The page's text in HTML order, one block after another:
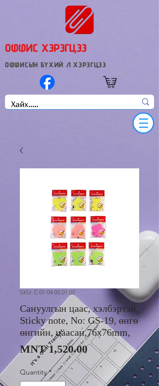
ОФФИС ХЭРЭГЦЭЭ
ОФФИСЫН БҮХИЙ Л ХЭРЭГЦЭЭ
SKU: C 01 04 05 01 02
Сануулгын цаас, хэлбэртэй,
Sticky note, No: GS-19, өнгө
өнгийн, цаасан,76x76mm,
MNT 1,520.00Price
Quantity *